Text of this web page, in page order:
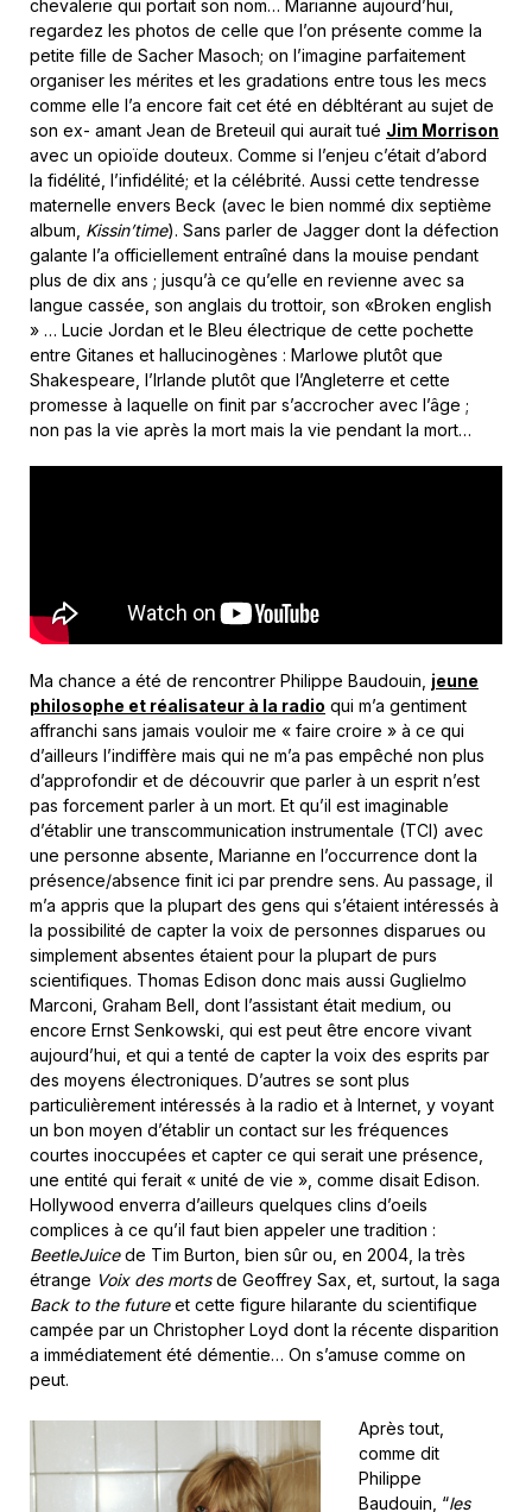
chevalerie qui portait son nom… Marianne aujourd’hui,
regardez les photos de celle que l’on présente comme la
petite fille de Sacher Masoch; on l’imagine parfaitement
organiser les mérites et les gradations entre tous les mecs
comme elle l’a encore fait cet été en débltérant au sujet de
son ex- amant Jean de Breteuil qui aurait tué Jim Morrison
avec un opioïde douteux. Comme si l’enjeu c’était d’abord
la fidélité, l’infidélité; et la célébrité. Aussi cette tendresse
maternelle envers Beck (avec le bien nommé dix septième
album, Kissin’time). Sans parler de Jagger dont la défection
galante l’a officiellement entraîné dans la mouise pendant
plus de dix ans ; jusqu’à ce qu’elle en revienne avec sa
langue cassée, son anglais du trottoir, son «Broken english
» … Lucie Jordan et le Bleu électrique de cette pochette
entre Gitanes et hallucinogènes : Marlowe plutôt que
Shakespeare, l’Irlande plutôt que l’Angleterre et cette
promesse à laquelle on finit par s’accrocher avec l’âge ;
non pas la vie après la mort mais la vie pendant la mort…
Ma chance a été de rencontrer Philippe Baudouin, jeune
philosophe et réalisateur à la radio qui m’a gentiment
affranchi sans jamais vouloir me « faire croire » à ce qui
d’ailleurs l’indiffère mais qui ne m’a pas empêché non plus
d’approfondir et de découvrir que parler à un esprit n’est
pas forcement parler à un mort. Et qu’il est imaginable
d’établir une transcommunication instrumentale (TCI) avec
une personne absente, Marianne en l’occurrence dont la
présence/absence finit ici par prendre sens. Au passage, il
m’a appris que la plupart des gens qui s’étaient intéressés à
la possibilité de capter la voix de personnes disparues ou
simplement absentes étaient pour la plupart de purs
scientifiques. Thomas Edison donc mais aussi Guglielmo
Marconi, Graham Bell, dont l’assistant était medium, ou
encore Ernst Senkowski, qui est peut être encore vivant
aujourd’hui, et qui a tenté de capter la voix des esprits par
des moyens électroniques. D’autres se sont plus
particulièrement intéressés à la radio et à Internet, y voyant
un bon moyen d’établir un contact sur les fréquences
courtes inoccupées et capter ce qui serait une présence,
une entité qui ferait « unité de vie », comme disait Edison.
Hollywood enverra d’ailleurs quelques clins d’oeils
complices à ce qu’il faut bien appeler une tradition :
BeetleJuicede Tim Burton, bien sûr ou, en 2004, la très
étrange Voix des mortsde Geoffrey Sax, et, surtout, la saga
Back to the futureet cette figure hilarante du scientifique
campée par un Christopher Loyd dont la récente disparition
a immédiatement été démentie… On s’amuse comme on
peut.
Après tout,
comme dit
Philippe
Baudouin, “les